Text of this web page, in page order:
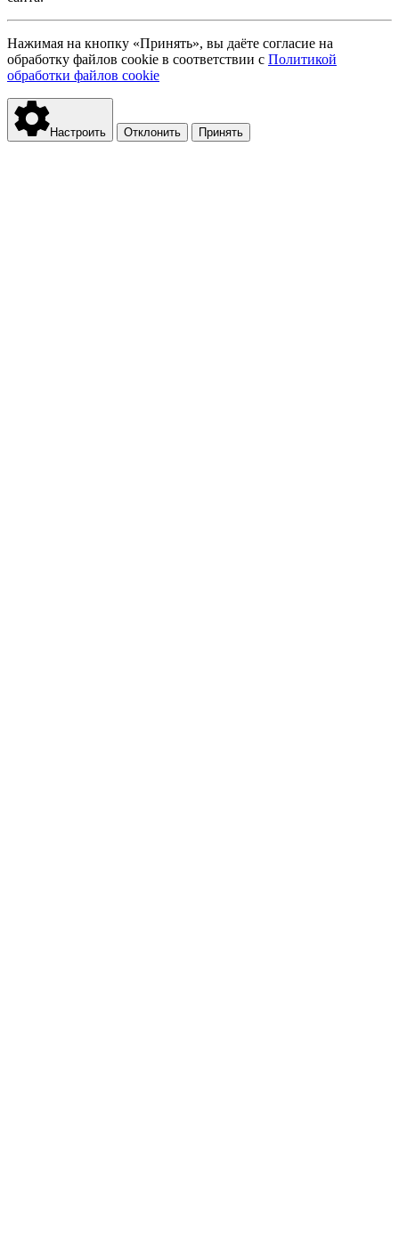
Нажимая на кнопку «Принять», вы даёте согласие на
обработку файлов cookie в соответствии с Политикой
обработки файлов cookie
Настроить Отклонить Принять